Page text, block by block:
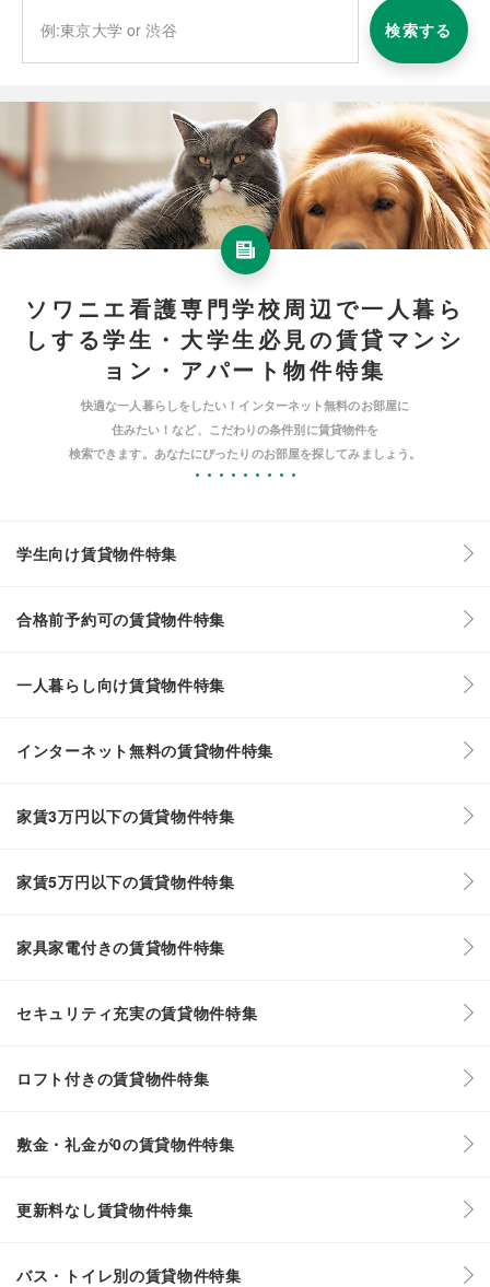
検索する
ソワニエ看護専門学校周辺で一人暮ら
しする学生・大学生必見の賃貸マンシ
ョン・アパート物件特集
快適な一人暮らしをしたい！インターネット無料のお部屋に
住みたい！など、こだわりの条件別に賃貸物件を
検索できます。あなたにぴったりのお部屋を探してみましょう。
学生向け賃貸物件特集
合格前予約可の賃貸物件特集
一人暮らし向け賃貸物件特集
インターネット無料の賃貸物件特集
家賃3万円以下の賃貸物件特集
家賃5万円以下の賃貸物件特集
家具家電付きの賃貸物件特集
セキュリティ充実の賃貸物件特集
ロフト付きの賃貸物件特集
敷金・礼金が0の賃貸物件特集
更新料なし賃貸物件特集
バス・トイレ別の賃貸物件特集